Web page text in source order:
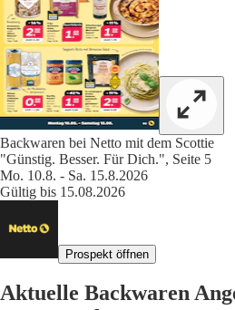
Backwaren bei Netto mit dem Scottie
"Günstig. Besser. Für Dich.", Seite 5
Mo. 10.8. - Sa. 15.8.2026
Gültig bis 15.08.2026
Prospekt öffnen
Aktuelle Backwaren